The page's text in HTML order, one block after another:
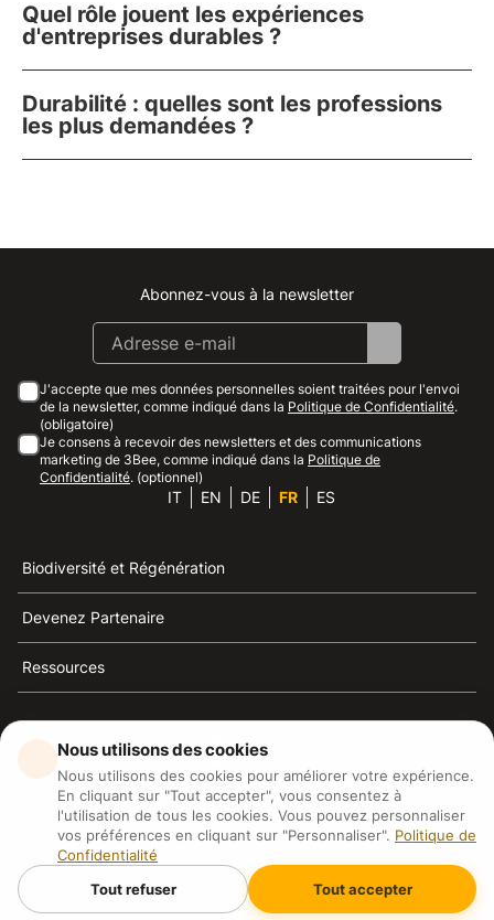
Quel rôle jouent les expériences
d'entreprises durables ?
Durabilité : quelles sont les professions
les plus demandées ?
Instagram
Facebook
Linkedin
Youtube
Abonnez-vous à la newsletter
J'accepte que mes données personnelles soient traitées pour l'envoi
de la newsletter, comme indiqué dans la Politique de Confidentialité.
(obligatoire)
Je consens à recevoir des newsletters et des communications
marketing de 3Bee, comme indiqué dans la Politique de
Confidentialité. (optionnel)
IT EN DE FR ES
Biodiversité et Régénération
Devenez Partenaire
Ressources
3Bee est la référence du développement durable, de la
défense des abeilles et de la biodiversité
3Bee S.R.L Via Pastrengo 14, 20159, Milano (MI)
P.IVA: IT09711590969
3Bee GmbHSede legale: Oranienburger Straße 23, 10178
BerlinHR number: 256594
Nous utilisons des cookies
Nous utilisons des cookies pour améliorer votre expérience.
En cliquant sur "Tout accepter", vous consentez à
l'utilisation de tous les cookies. Vous pouvez personnaliser
vos préférences en cliquant sur "Personnaliser". Politique de
Confidentialité
Tout refuser
Tout accepter